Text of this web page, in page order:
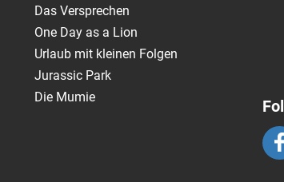
Das Versprechen
One Day as a Lion
Urlaub mit kleinen Folgen
Jurassic Park
Die Mumie